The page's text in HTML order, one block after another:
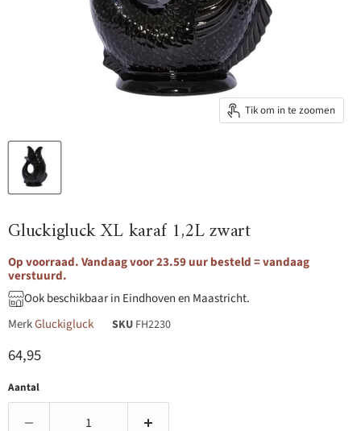
Tik om in te zoomen
Gluckigluck XL karaf 1,2L zwart
Op voorraad. Vandaag voor 23.59 uur besteld = vandaag
verstuurd.
Ook beschikbaar in Eindhoven en Maastricht.
MerkGluckigluck SKU FH2230
Huidige prijs
64,95
Aantal